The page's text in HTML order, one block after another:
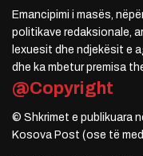
Emancipimi i masës,
politikave redaksionale,
lexuesit dhe ndjekësit e
dhe ka mbetur premisa
@Copyright
© Shkrimet e publikuara
Kosova Post (ose të